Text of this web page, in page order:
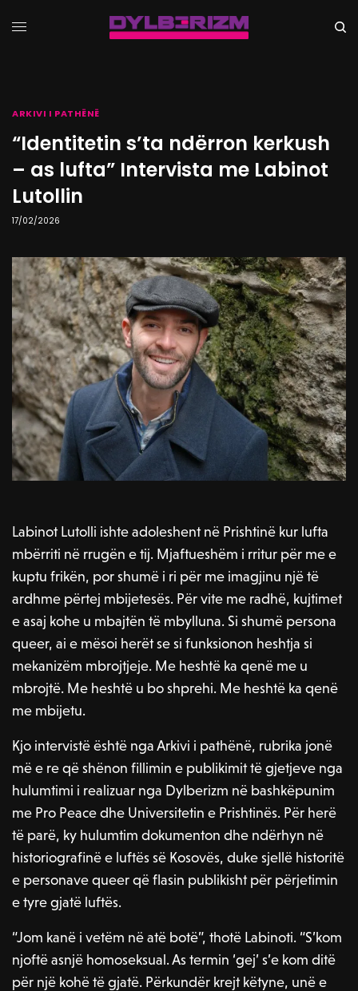
ARKIVI I PATHËNË
“Identitetin s’ta ndërron kerkush
– as lufta” Intervista me Labinot
Lutollin
17/02/2026
Labinot Lutolli ishte adoleshent në Prishtinë kur lufta
mbërriti në rrugën e tij. Mjaftueshëm i rritur për me e
kuptu frikën, por shumë i ri për me imagjinu një të
ardhme përtej mbijetesës. Për vite me radhë, kujtimet
e asaj kohe u mbajtën të mbylluna. Si shumë persona
queer, ai e mësoi herët se si funksionon heshtja si
mekanizëm mbrojtjeje. Me heshtë ka qenë me u
mbrojtë. Me heshtë u bo shprehi. Me heshtë ka qenë
me mbijetu.
Kjo intervistë është nga Arkivi i pathënë, rubrika jonë
më e re që shënon fillimin e publikimit të gjetjeve nga
hulumtimi i realizuar nga Dylberizm në bashkëpunim
me Pro Peace dhe Universitetin e Prishtinës. Për herë
të parë, ky hulumtim dokumenton dhe ndërhyn në
historiografinë e luftës së Kosovës, duke sjellë historitë
e personave queer që flasin publikisht për përjetimin
e tyre gjatë luftës.
“Jom kanë i vetëm në atë botë”, thotë Labinoti. “S’kom
njoftë asnjë homoseksual. As termin ‘gej’ s’e kom ditë
për një kohë të gjatë. Përkundër krejt këtyne, unë e